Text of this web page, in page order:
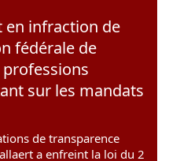
en infraction de
fédérale de
sur les mandats
de transparence
a enfreint la loi du 2